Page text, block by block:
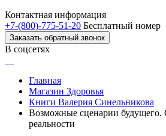
Контактная информация
+7-(800)-775-51-20 Бесплатный номер
Заказать обратный звонок
В соцсетях
Главная
Магазин Здоровья
Книги Валерия Синельникова
Возможные сценарии будущего.
реальности